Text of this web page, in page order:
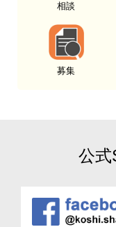
相談
募集
公式